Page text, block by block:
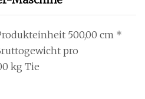
500,00 cm *
pro
kg Tie